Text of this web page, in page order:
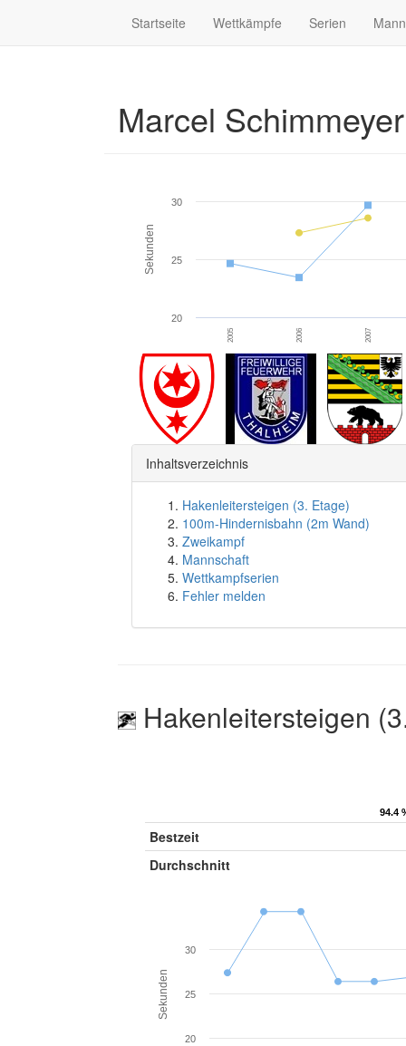
Startseite Wettkämpfe Serien
Marcel
Sekunden
2005 2006 2007
20
25
30
Inhaltsverzeichnis
Hakenleitersteigen (3. Etage)
100m-Hindernisbahn (2m Wand)
Zweikampf
Mannschaft
Wettkampfserien
Fehler melden
Hakenleitersteigen
94.4
94.4
Bestzeit
Durchschnitt
Sekunden
20
25
30